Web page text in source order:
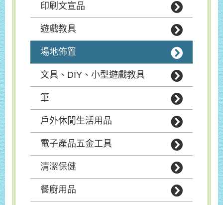
印刷文宣品
遊戲教具
場地佈置
文具、DIY、小型遊戲教具
筆
戶外休閒生活用品
電子產品五金工具
清潔保健
餐廚用品